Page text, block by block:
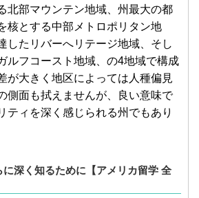
北部マウンテン地域、州最大の都
核とする中部メトロポリタン地
したリバーへリテージ地域、そし
ルフコースト地域、の4地域で構成
が大きく地区によっては人種偏見
側面も拭えませんが、良い意味で
ティを深く感じられる州でもあり
に深く知るために【アメリカ留学 全